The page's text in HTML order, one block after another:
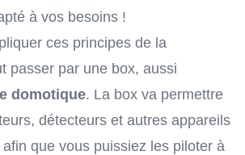
à vos besoins !
ces principes de la
passer par une box, aussi
domotique. La box va permettre
détecteurs et autres appareils
que vous puissiez les piloter à